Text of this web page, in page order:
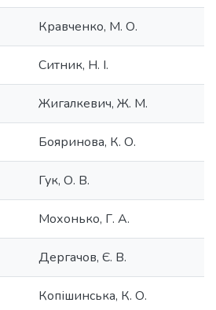
Кравченко, М. О.
Ситник, Н. І.
Жигалкевич, Ж. М.
Бояринова, К. О.
Гук, О. В.
Мохонько, Г. А.
Дергачов, Є. В.
Копішинська, К. О.